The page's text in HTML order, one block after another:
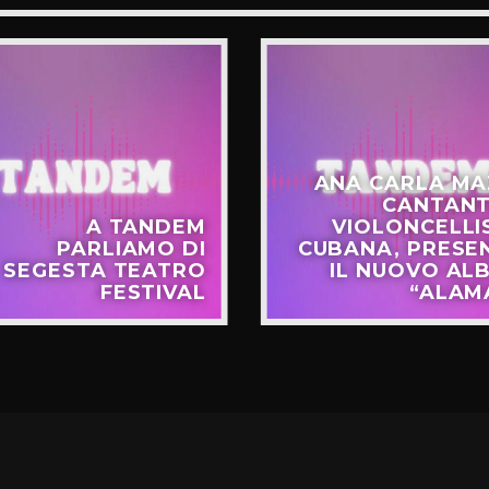
A TANDEM
PARLIAMO DI
SEGESTA TEATRO
FESTIVAL
ANA CARLA
CUBANA,
IL NUOVO